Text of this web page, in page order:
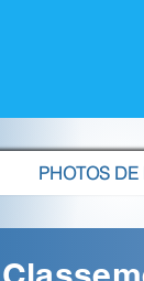
PHOTOS DE